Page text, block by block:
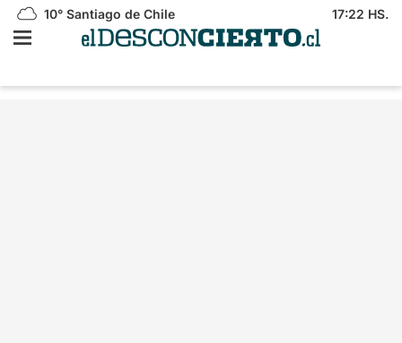
10° Santiago de Chile 17:22 HS.